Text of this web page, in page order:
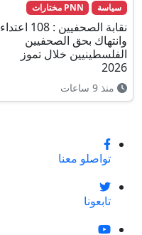
سياسة PNN مختارات
نقابة الصحفيين : 108 اعتداء
وانتهاك بحق الصحفيين
الفلسطينيين خلال تموز
2026
منذ 9 ساعات
تواصلو معنا
تابعونا